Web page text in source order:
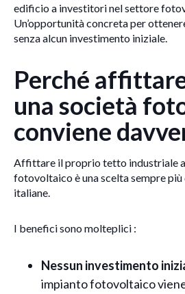
edificio a investitori nel settore
Un’opportunità concreta per
senza alcun investimento iniziale.
Perché
una società
conviene
Affittare il proprio tetto industriale
fotovoltaico è una scelta sempre
italiane.
I benefici sono molteplici :
Nessun investimento
impianto fotovoltaico